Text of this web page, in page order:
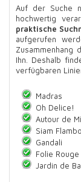
Auf der Suche
hochwertig
praktische
aufgerufen
Zusammenhang
Ihn. Deshalb
verfügbaren
Madras
Oh Delice!
Autour de
Siam
Gandali
Folie Rouge
Jardin de